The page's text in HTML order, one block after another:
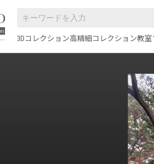
3Dコレクション高精細コレクション教室